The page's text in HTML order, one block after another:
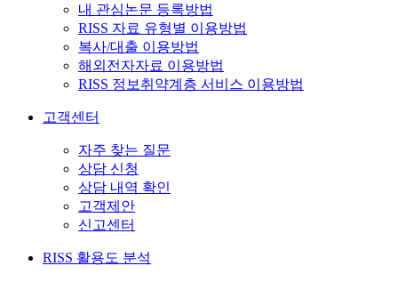
내 관심논문 등록방법
RISS 자료 유형별 이용방법
복사/대출 이용방법
해외전자자료 이용방법
RISS 정보취약계층 서비스 이용방법
고객센터
자주 찾는 질문
상담 신청
상담 내역 확인
고객제안
신고센터
RISS 활용도 분석